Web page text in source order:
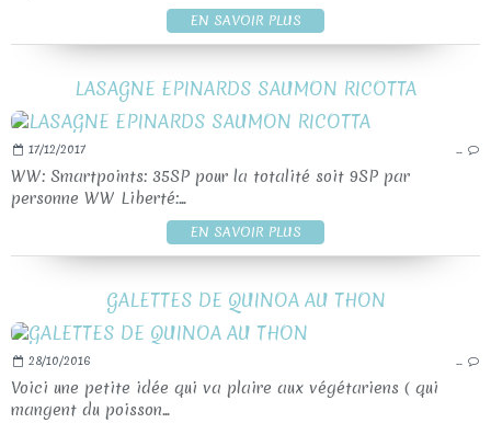
EN SAVOIR PLUS
LASAGNE EPINARDS SAUMON RICOTTA
17/12/2017 …
WW: Smartpoints: 35SP pour la totalité soit 9SP par
personne WW Liberté:...
EN SAVOIR PLUS
GALETTES DE QUINOA AU THON
28/10/2016 …
Voici une petite idée qui va plaire aux végétariens ( qui
mangent du poisson...